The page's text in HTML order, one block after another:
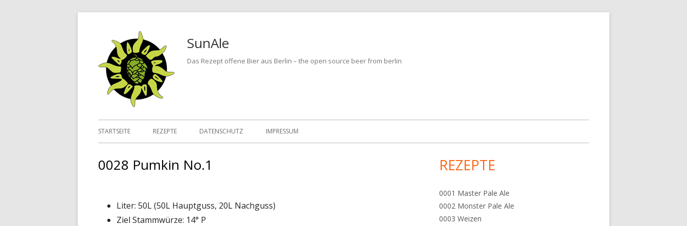
SunAle
Das Rezept offene Bier aus Berlin – the open source beer from berlin
Primäres
STARTSEITE REZEPTE DATENSCHUTZ IMPRESSUM
0028 Pumkin No.1
Liter: 50L (50L Hauptguss, 20L Nachguss)
Ziel Stammwürze: 14° P
Haupt-
Seitenleiste
REZEPTE
0001 Master Pale Ale
0002 Monster Pale Ale
0003 Weizen